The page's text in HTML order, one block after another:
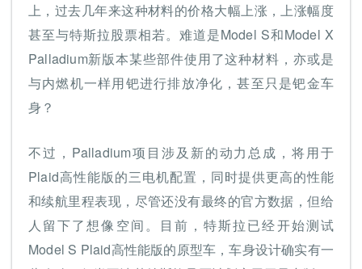
上，过去几年来这种材料的价格大幅上涨，上涨幅度
甚至与特斯拉股票相若。难道是Model S和Model X
Palladium新版本某些部件使用了这种材料，亦或是
与内燃机一样用钯进行排放净化，甚至只是钯金车
身？
不过，Palladium项目涉及新的动力总成，将用于
Plaid高性能版的三电机配置，同时提供更高的性能
和续航里程表现，尽管还没有最终的官方数据，但给
人留下了想像空间。目前，特斯拉已经开始测试
Model S Plaid高性能版的原型车，车身设计确实有一